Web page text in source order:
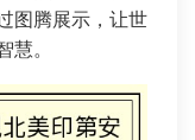
图腾展示，让世
。